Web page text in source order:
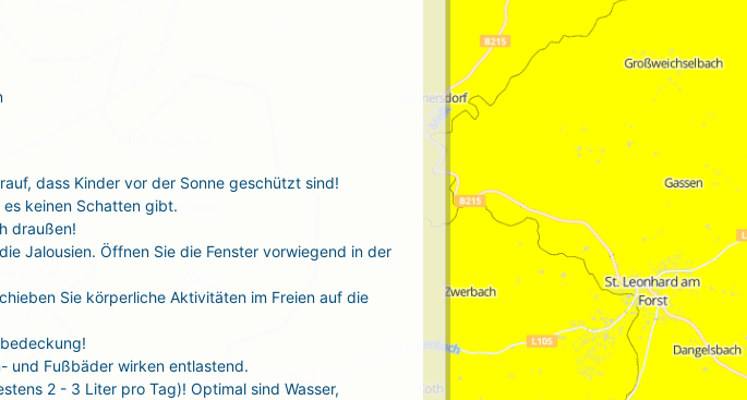
dass Kinder vor der Sonne geschützt sind!
keinen Schatten gibt.
draußen!
Jalousien. Öffnen Sie die Fenster vorwiegend in der
Sie körperliche Aktivitäten im Freien auf die
und Fußbäder wirken entlastend.
2 - 3 Liter pro Tag)! Optimal sind Wasser,